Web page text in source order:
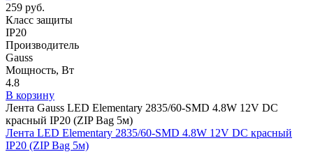
259 руб.
Класс защиты
IP20
Производитель
Gauss
Мощность, Вт
4.8
В корзину
Лента Gauss LED Elementary 2835/60-SMD 4.8W 12V DC
красный IP20 (ZIP Bag 5м)
Лента LED Elementary 2835/60-SMD 4.8W 12V DC красный
IP20 (ZIP Bag 5м)